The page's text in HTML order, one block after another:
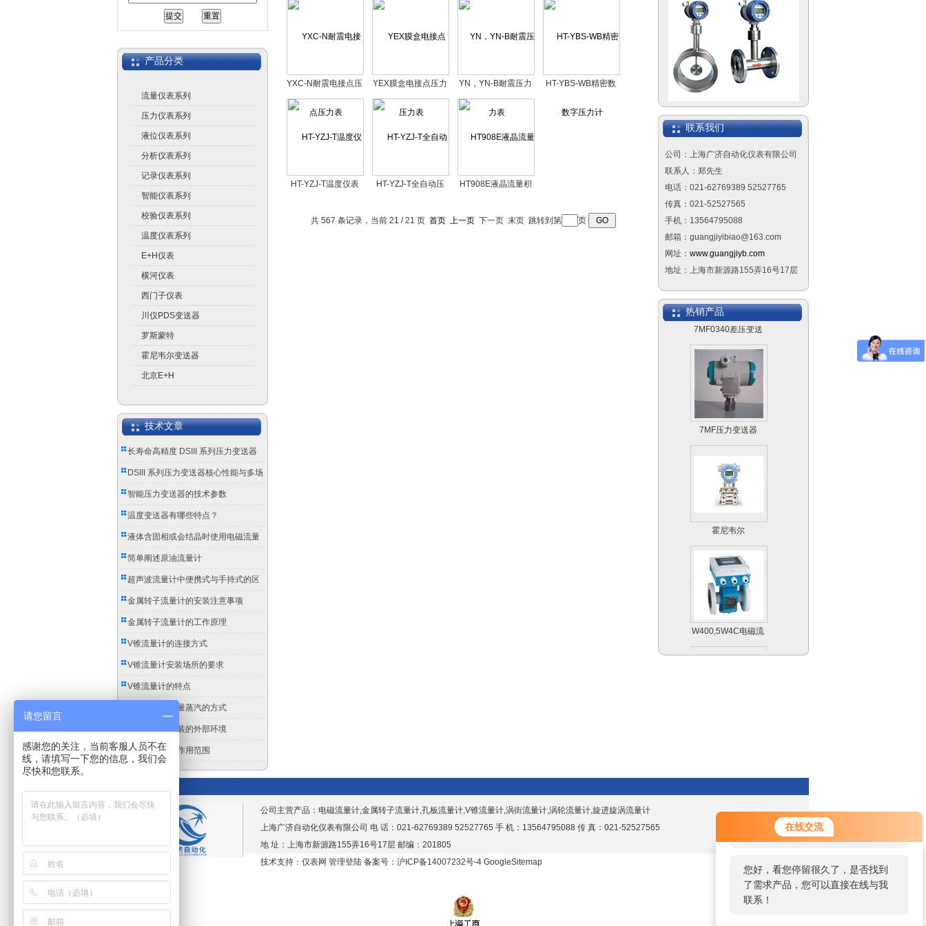
在线交流
您好！欢迎前来咨询，很高兴为您
服务，请问您要咨询什么问题呢？
您好，看您停留很久了，是否找到
了需求产品，您可以直接在线与我
联系！
产品分类
流量仪表系列
压力仪表系列
液位仪表系列
分析仪表系列
记录仪表系列
智能仪表系列
校验仪表系列
温度仪表系列
E+H仪表
横河仪表
西门子仪表
川仪PDS变送器
罗斯蒙特
霍尼韦尔变送器
北京E+H
技术文章
长寿命高精度 DSIII 系列压力变送器
成工业测控优选
DSIII 系列压力变送器核心性能与多场
景应用实践
智能压力变送器的技术参数
温度变送器有哪些特点？
液体含固相或会结晶时使用电磁流量
计的注意事项
简单阐述原油流量计
超声波流量计中便携式与手持式的区
别
金属转子流量计的安装注意事项
金属转子流量计的工作原理
V锥流量计的连接方式
V锥流量计安装场所的要求
V锥流量计的特点
涡街流量计测量蒸汽的方式
涡街流量计安装的外部环境
涡街流量计的作用范围
YXC-N耐震电接点压
力表
YEX膜盒电接点压力
表
YN，YN-B耐震压力
表
HT-YBS-WB精密数
HT-YZJ-T温度仪表
HT-YZJ-T全自动压
HT908E液晶流量积
共 567 条记录，当前 21 / 21 页 首页 上一页下一页 末页 跳转到第 页
联系我们
公司：上海广济自动化仪表有限公司
联系人：郑先生
电话：021-62769389 52527765
传真：021-52527565
手机：13564795088
邮箱：guangjiyibiao@163.com
网址： www.guangjiyb.com
地址：上海市新源路155弄16号17层
热销产品
智能配电器
智能隔离器
DSIII系列压力变送器
7MF0300
7MF0340差压变送
器
7MF压力变送器
霍尼韦尔
STD720/STD725
W400,5W4C电磁流
公司主营产品： 电磁流量计,金属转子流量计,孔板流量计,V锥流量计,涡街流量计,涡轮流量计,旋进旋涡流量计
上海广济自动化仪表有限公司 电 话：021-62769389 52527765 手 机：13564795088 传 真：021-52527565
地 址：上海市新源路155弄16号17层 邮编：201805
技术支持：仪表网 管理登陆 备案号：沪ICP备14007232号-4 GoogleSitemap
请您留言
感谢您的关注，当前客服人员不在
线，请填写一下您的信息，我们会
尽快和您联系。